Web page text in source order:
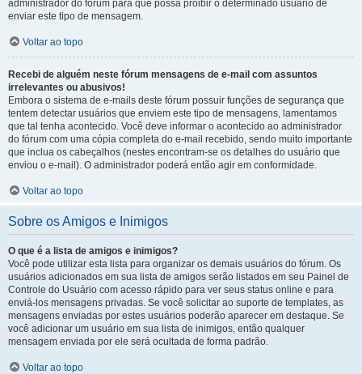
administrador do fórum para que possa proibir o determinado usuário de
enviar este tipo de mensagem.
Voltar ao topo
Recebi de alguém neste fórum mensagens de e-mail com assuntos
irrelevantes ou abusivos!
Embora o sistema de e-mails deste fórum possuir funções de segurança que
tentem detectar usuários que enviem este tipo de mensagens, lamentamos
que tal tenha acontecido. Você deve informar o acontecido ao administrador
do fórum com uma cópia completa do e-mail recebido, sendo muito importante
que inclua os cabeçalhos (nestes encontram-se os detalhes do usuário que
enviou o e-mail). O administrador poderá então agir em conformidade.
Voltar ao topo
Sobre os Amigos e Inimigos
O que é a lista de amigos e inimigos?
Você pode utilizar esta lista para organizar os demais usuários do fórum. Os
usuários adicionados em sua lista de amigos serão listados em seu Painel de
Controle do Usuário com acesso rápido para ver seus status online e para
enviá-los mensagens privadas. Se você solicitar ao suporte de templates, as
mensagens enviadas por estes usuários poderão aparecer em destaque. Se
você adicionar um usuário em sua lista de inimigos, então qualquer
mensagem enviada por ele será ocultada de forma padrão.
Voltar ao topo